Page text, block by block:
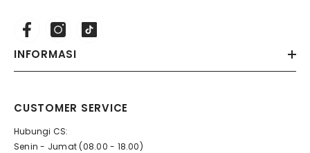
INFORMASI
CUSTOMER SERVICE
Hubungi CS:
Senin - Jumat (08.00 - 18.00)